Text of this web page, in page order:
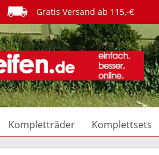
Gratis Versand ab 115,-€
Kompletträder Komplettsets